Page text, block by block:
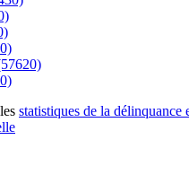
statistiques de la délinquance